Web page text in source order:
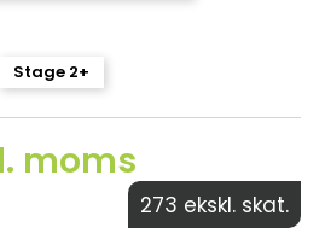
Stage 2+
moms
273 ekskl. skat.